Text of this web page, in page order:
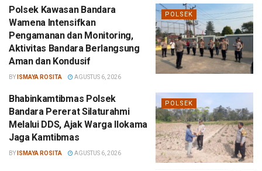
POLSEK
Polsek Kawasan Bandara
Wamena Intensifkan
Pengamanan dan Monitoring,
Aktivitas Bandara Berlangsung
Aman dan Kondusif
BY ISMAYA ROSITA AGUSTUS 6, 2026
POLSEK
Bhabinkamtibmas Polsek
Bandara Pererat Silaturahmi
Melalui DDS, Ajak Warga Ilokama
Jaga Kamtibmas
BY ISMAYA ROSITA AGUSTUS 6, 2026